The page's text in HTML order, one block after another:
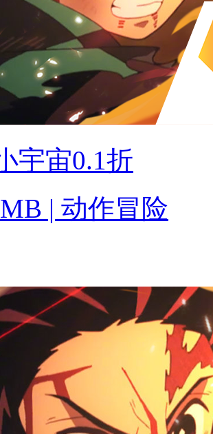
宇宙0.1折
| 动作冒险